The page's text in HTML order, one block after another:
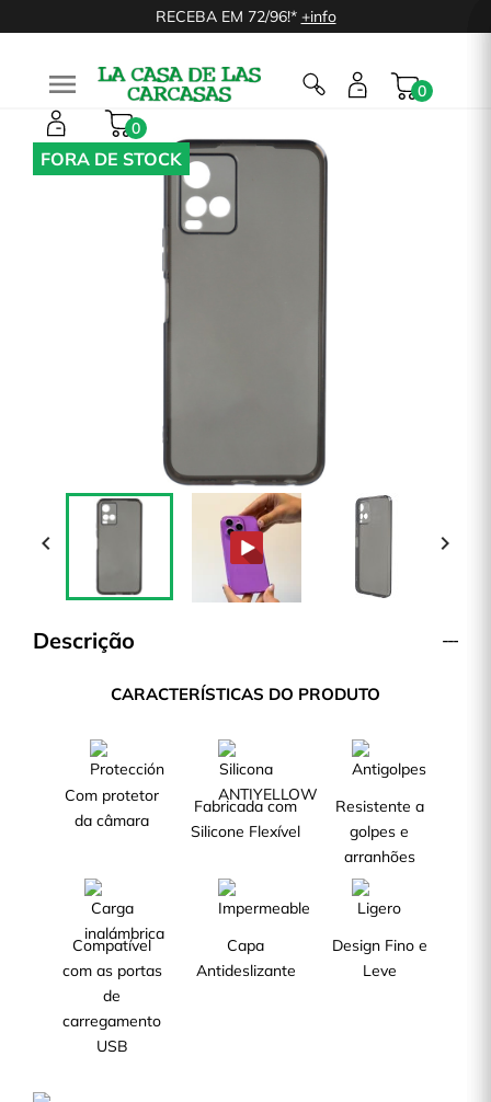
RECEBA EM 72/96!* +info

0
0
FORA DE STOCK
 
Descrição
CARACTERÍSTICAS DO PRODUTO
Com protetor
da câmara
Fabricada com
Silicone Flexível
Resistente a
golpes e
arranhões
Compatível
com as portas
de
carregamento
USB
Capa
Antideslizante
Design Fino e
Leve